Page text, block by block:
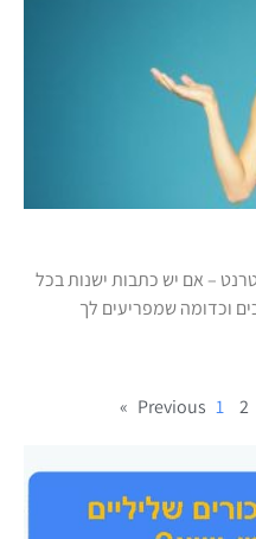
– אם יש כתבות ישנות בכל
וכדומה שמפריעים לך
1 2